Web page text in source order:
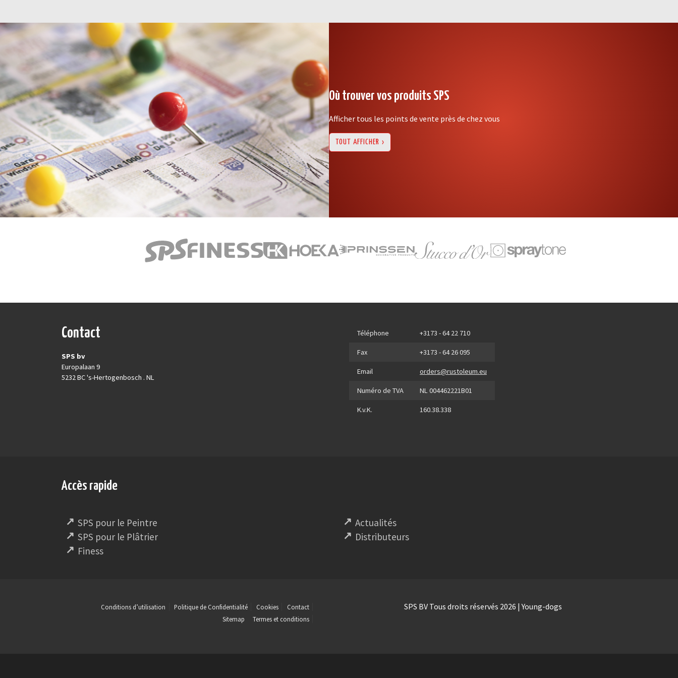
Où trouver vos produits SPS
Afficher tous les points de vente près de chez vous
TOUT AFFICHER
Contact
SPS bv
Europalaan 9
5232 BC 's-Hertogenbosch . NL
Téléphone +3173 - 64 22 710
Fax +3173 - 64 26 095
Email orders@rustoleum.eu
Numéro de TVA NL 004462221B01
K.v.K. 160.38.338
Accès rapide
SPS pour le Peintre
SPS pour le Plâtrier
Finess
Actualités
Distributeurs
Contact
Cookies
Politique de Confidentialité
Conditions d’utilisation
Termes et conditions
Sitemap
SPS BV Tous droits réservés 2026 | Young-dogs